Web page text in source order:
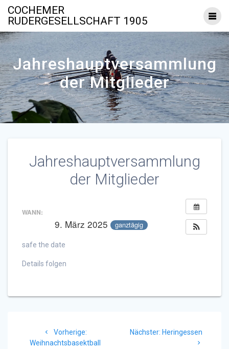
Inhalt
springen
COCHEMER
RUDERGESELLSCHAFT 1905
Jahreshauptversammlung
der Mitglieder
Jahreshauptversammlung
der Mitglieder
WANN:
9. März 2025 ganztägig
safe the date
Details folgen
Vorherige:
Beitrag:
Weihnachtsbasektball
Nächster: Nächster
Heringessen